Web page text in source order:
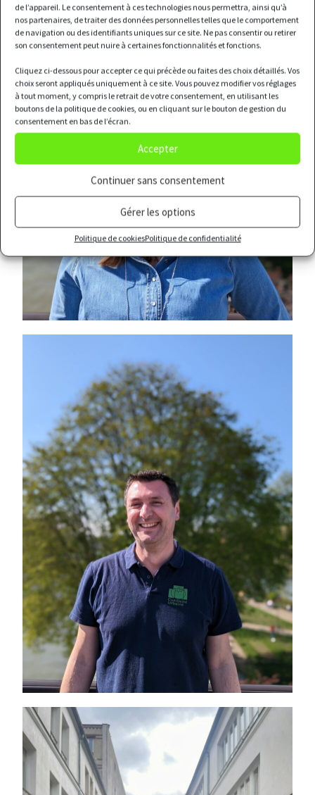
de l’appareil. Le consentement à ces technologies nous permettra, ainsi qu’à
nos partenaires, de traiter des données personnelles telles que le comportement
de navigation ou des identifiants uniques sur ce site. Ne pas consentir ou retirer
son consentement peut nuire à certaines fonctionnalités et fonctions.
Cliquez ci-dessous pour accepter ce qui précède ou faites des choix détaillés. Vos
choix seront appliqués uniquement à ce site. Vous pouvez modifier vos réglages
à tout moment, y compris le retrait de votre consentement, en utilisant les
boutons de la politique de cookies, ou en cliquant sur le bouton de gestion du
consentement en bas de l’écran.
Accepter
Continuer sans consentement
Gérer les options
Politique de cookiesPolitique de confidentialité